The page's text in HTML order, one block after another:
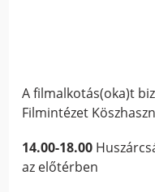
A filmalkotás(oka)t
Filmintézet
14.00-18.00
az előtérben